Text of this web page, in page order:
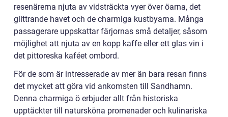
resenärerna njuta av vidsträckta vyer över öarna, det
glittrande havet och de charmiga kustbyarna. Många
passagerare uppskattar färjornas små detaljer, såsom
möjlighet att njuta av en kopp kaffe eller ett glas vin i
det pittoreska kaféet ombord.
För de som är intresserade av mer än bara resan finns
det mycket att göra vid ankomsten till Sandhamn.
Denna charmiga ö erbjuder allt från historiska
upptäckter till natursköna promenader och kulinariska